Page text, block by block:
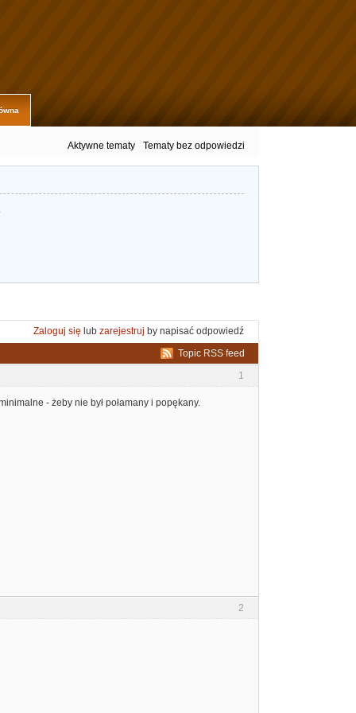
Aktywne tematy Tematy bez odpowiedzi
Zaloguj się lub zarejestruj by napisać odpowiedź
Topic RSS feed
1
- żeby nie był połamany i popękany.
2